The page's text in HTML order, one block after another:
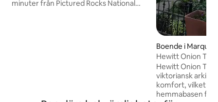
minuter från Pictured Rocks National
Boende i
Hewitt Onion
(huvudboende)
Hewitt Onion
viktoriansk
komfort, vilket
hemmabasen för